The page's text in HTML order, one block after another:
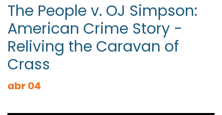
The People v. OJ Simpson:
American Crime Story -
Reliving the Caravan of
Crass
abr 04